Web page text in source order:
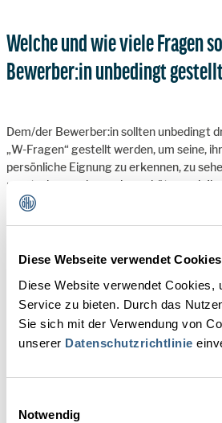
Diese Webseite verwendet Cookies
Diese Website verwendet Cookies,
Service zu bieten. Durch das
Sie sich mit der Verwendung von
unserer Datenschutzrichtlinie
Notwendig
Welche und wie viele Fragen
Bewerber:in unbedingt
Dem/der Bewerber:in sollten unbedingt
„W-Fragen“ gestellt werden, um seine,
persönliche Eignung zu erkennen, zu
passt, aber auch um abzuschätzen, ob
Bewerber:in passt.
Was hat Sie bei Ihrer Arbeit in
Was gefällt Ihnen an Ihrem Beruf
Warum haben Sie Ihren letzten